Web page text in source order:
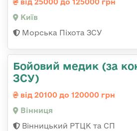
від 25000 до 125000 грн
Київ
Морська Піхота ЗСУ
Бойовий медик (за
ЗСУ)
від 20100 до 120000 грн
Вінниця
Вінницький РТЦК та СП